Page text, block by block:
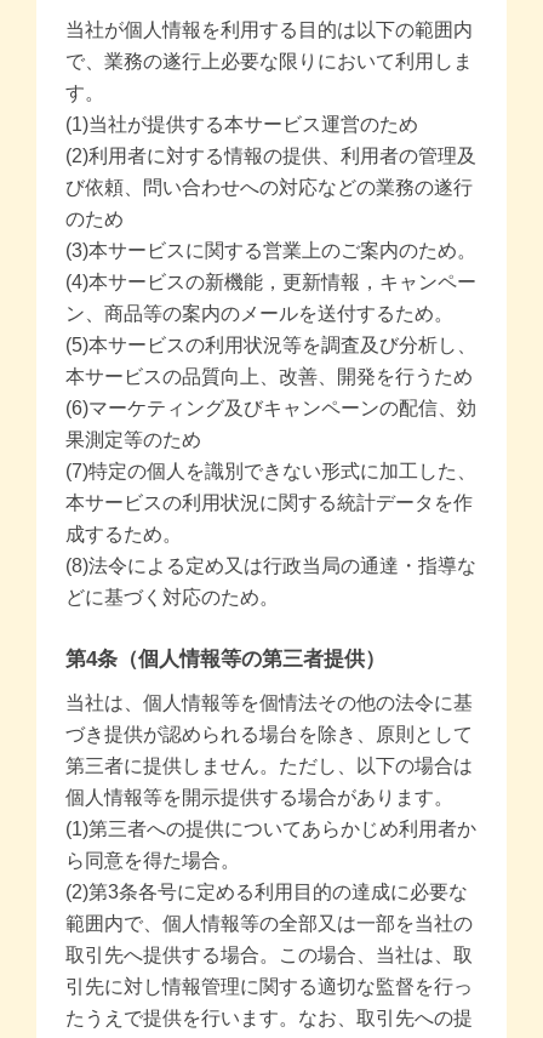
当社が個人情報を利用する目的は以下の範囲内
で、業務の遂行上必要な限りにおいて利用しま
す。
(1)当社が提供する本サービス運営のため
(2)利用者に対する情報の提供、利用者の管理及
び依頼、問い合わせへの対応などの業務の遂行
のため
(3)本サービスに関する営業上のご案内のため。
(4)本サービスの新機能，更新情報，キャンペー
ン、商品等の案内のメールを送付するため。
(5)本サービスの利用状況等を調査及び分析し、
本サービスの品質向上、改善、開発を行うため
(6)マーケティング及びキャンペーンの配信、効
果測定等のため
(7)特定の個人を識別できない形式に加工した、
本サービスの利用状況に関する統計データを作
成するため。
(8)法令による定め又は行政当局の通達・指導な
どに基づく対応のため。
第4条（個人情報等の第三者提供）
当社は、個人情報等を個情法その他の法令に基
づき提供が認められる場台を除き、原則として
第三者に提供しません。ただし、以下の場合は
個人情報等を開示提供する場合があります。
(1)第三者への提供についてあらかじめ利用者か
ら同意を得た場合。
(2)第3条各号に定める利用目的の達成に必要な
範囲内で、個人情報等の全部又は一部を当社の
取引先へ提供する場合。この場合、当社は、取
引先に対し情報管理に関する適切な監督を行っ
たうえで提供を行います。なお、取引先への提